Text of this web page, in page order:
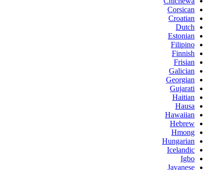
Corsican
Croatian
Dutch
Estonian
Filipino
Finnish
Frisian
Galician
Georgian
Gujarati
Haitian
Hausa
Hawaiian
Hebrew
Hmong
Hungarian
Icelandic
Igbo
Javanese